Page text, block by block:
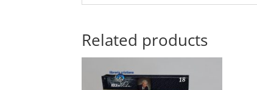
Related products